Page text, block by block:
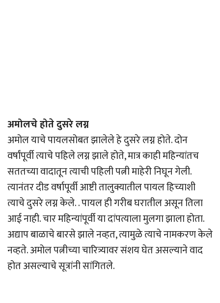
अमोलचे होते दुसरे लग्न
अमोल याचे पायलसोबत झालेले हे दुसरे लग्न होते. दोन
वर्षांपूर्वी त्याचे पहिले लग्न झाले होते, मात्र काही महिन्यांतच
सततच्या वादातून त्याची पहिली पत्नी माहेरी निघून गेली.
त्यानंतर दीड वर्षापूर्वी आष्टी तालुक्यातील पायल हिच्याशी
त्याचे दुसरे लग्न केले. . पायल ही गरीब घरातील असून तिला
आई नाही. चार महिन्यांपूर्वी या दांपत्याला मुलगा झाला होता.
अद्याप बाळाचे बारसे झाले नव्हत, त्यामुळे त्याचे नामकरण केले
नव्हते. अमोल पत्नीच्या चारित्र्यावर संशय घेत असल्याने वाद
होत असल्याचे सूत्रांनी सांगितले.